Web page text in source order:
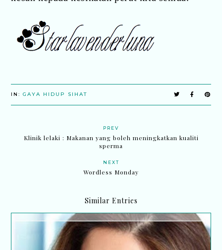
IN:GAYA HIDUP SIHAT
PREV
Klinik lelaki : Makanan yang boleh meningkatkan kualiti
sperma
NEXT
Wordless Monday
Similar Entries